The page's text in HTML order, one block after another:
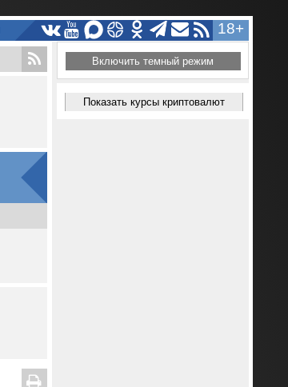
18+
Включить темный режим
Показать курсы криптовалют